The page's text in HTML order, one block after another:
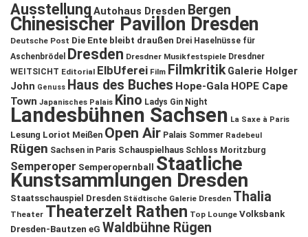
Ausstellung Autohaus Dresden Bergen
Chinesischer Pavillon Dresden
Deutsche Post Die Ente bleibt draußen Drei Haselnüsse für
Aschenbrödel
Dresden Dresdner Musikfestspiele Dresdner
WEITSICHT Editorial ElbUferei Film Filmkritik Galerie Holger
John Genuss Haus des Buches Hope-Gala HOPE Cape
Town Japanisches Palais Kino Ladys Gin Night
Landesbühnen Sachsen La Saxe à Paris
Lesung Loriot Meißen Open Air Palais Sommer Radebeul
Rügen Sachsen in Paris Schauspielhaus Schloss Moritzburg
Semperoper Semperopernball Staatliche
Kunstsammlungen Dresden
Staatsschauspiel Dresden Städtische Galerie Dresden Thalia
Theater Theaterzelt Rathen Top Lounge Volksbank
Dresden-Bautzen eG Waldbühne Rügen